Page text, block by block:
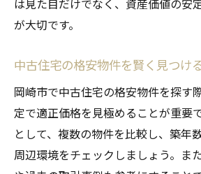
が大切です。
中古住宅の格安物件を賢く見つけ
岡崎市で中古住宅の格安物件を探す
定で適正価格を見極めることが重要
として、複数の物件を比較し、築年
周辺環境をチェックしましょう。ま